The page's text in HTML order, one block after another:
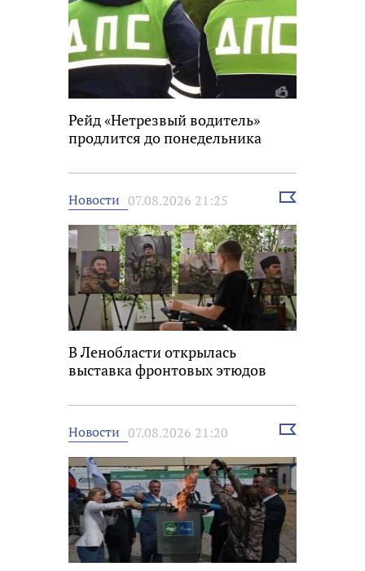
Рейд «Нетрезвый водитель»
продлится до понедельника
Новости 07.08.2026 21:25
Выбрать
В Ленобласти открылась
выставка фронтовых этюдов
Новости 07.08.2026 21:20
Выбрать